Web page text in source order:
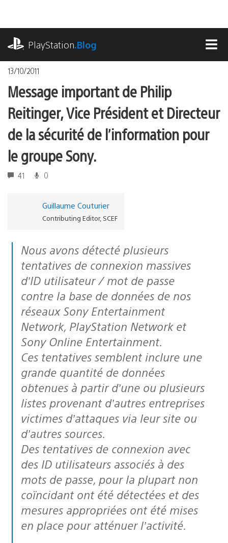
contenu
PlayStation.Blog
13/10/2011
Message important de Philip
Reitinger, Vice Président et Directeur
de la sécurité de l’information pour
le groupe Sony.
41 0
Guillaume Couturier
Contributing Editor, SCEF
Nous avons détecté plusieurs
tentatives de connexion massives
d’ID utilisateur / mot de passe
contre la base de données de nos
réseaux Sony Entertainment
Network, PlayStation Network et
Sony Online Entertainment.
Ces tentatives semblent inclure une
grande quantité de données
obtenues à partir d’une ou plusieurs
listes provenant d’autres entreprises
victimes d’attaques via leur site ou
d’autres sources.
Des tentatives de connexion avec
des ID utilisateurs associés à des
mots de passe, pour la plupart non
coïncidant ont été détectées et des
mesures appropriées ont été mises
en place pour atténuer l’activité.